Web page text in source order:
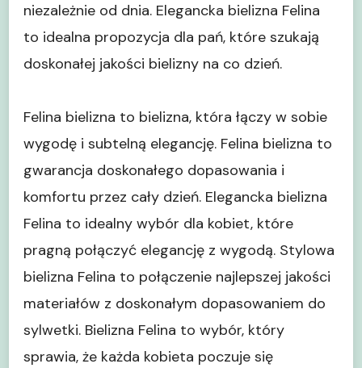
niezależnie od dnia. Elegancka bielizna Felina
to idealna propozycja dla pań, które szukają
doskonałej jakości bielizny na co dzień.
Felina bielizna to bielizna, która łączy w sobie
wygodę i subtelną elegancję. Felina bielizna to
gwarancja doskonałego dopasowania i
komfortu przez cały dzień. Elegancka bielizna
Felina to idealny wybór dla kobiet, które
pragną połączyć elegancję z wygodą. Stylowa
bielizna Felina to połączenie najlepszej jakości
materiałów z doskonałym dopasowaniem do
sylwetki. Bielizna Felina to wybór, który
sprawia, że każda kobieta poczuje się